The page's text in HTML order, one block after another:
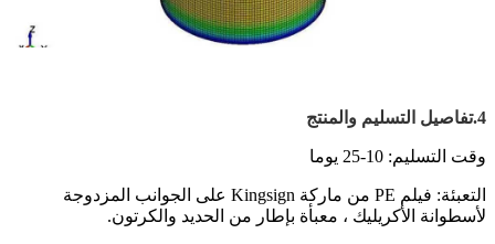
4.تفاصيل التسليم والمنتج
وقت التسليم: 10-25 يوما
التعبئة: فيلم PE من ماركة Kingsign على الجوانب المزدوجة
لأسطوانة الأكريليك ، معبأة بإطار من الحديد والكرتون.